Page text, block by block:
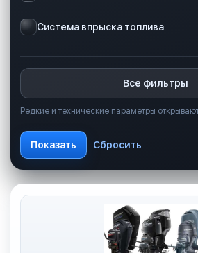
Система впрыска топлива
Все фильтры
Редкие и технические параметры